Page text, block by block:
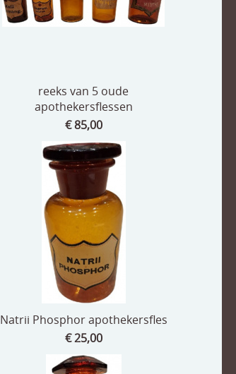
reeks van 5 oude
apothekersflessen
€ 85,00
Natrii Phosphor apothekersfles
€ 25,00